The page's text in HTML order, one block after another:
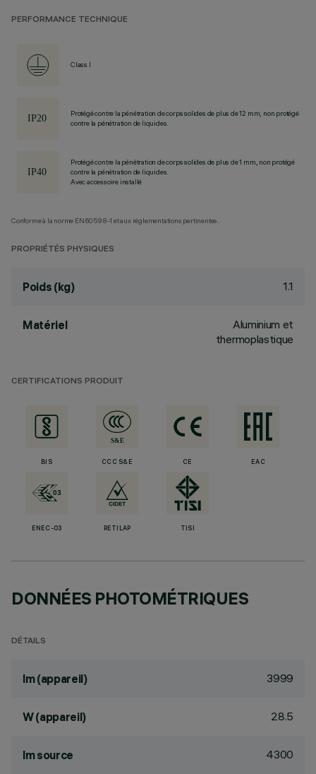
PERFORMANCE TECHNIQUE
Class I
Protégé contre la pénétration de corps solides de plus de 12 mm, non protégé
contre la pénétration de liquides.
Protégé contre la pénétration de corps solides de plus de 1 mm, non protégé
contre la pénétration de liquides.
Avec accessoire installé
Conforme à la norme EN60598-1 et aux réglementations pertinentes.
PROPRIÉTÉS PHYSIQUES
Poids (kg) 1.1
Matériel
Aluminium et
thermoplastique
CERTIFICATIONS PRODUIT
BIS CCC S&E CE EAC
ENEC-03 RETILAP TISI
DONNÉES PHOTOMÉTRIQUES
DÉTAILS
lm (appareil) 3999
W (appareil) 28.5
lm source 4300